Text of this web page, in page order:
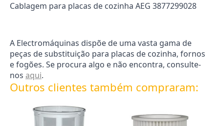
Cablagem para placas de cozinha AEG 3877299028
A Electromáquinas dispõe de uma vasta gama de
peças de substituição para placas de cozinha, fornos
e fogões. Se procura algo e não encontra, consulte-
nos aqui.
Outros clientes também compraram: